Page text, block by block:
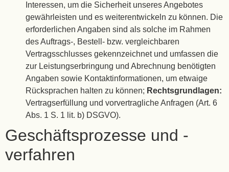
Interessen, um die Sicherheit unseres Angebotes
gewährleisten und es weiterentwickeln zu können. Die
erforderlichen Angaben sind als solche im Rahmen
des Auftrags-, Bestell- bzw. vergleichbaren
Vertragsschlusses gekennzeichnet und umfassen die
zur Leistungserbringung und Abrechnung benötigten
Angaben sowie Kontaktinformationen, um etwaige
Rücksprachen halten zu können; Rechtsgrundlagen:
Vertragserfüllung und vorvertragliche Anfragen (Art. 6
Abs. 1 S. 1 lit. b) DSGVO).
Geschäftsprozesse und -
verfahren